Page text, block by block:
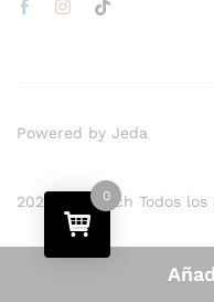
2024 - Bestech Todos los
Powered by Jeda
0